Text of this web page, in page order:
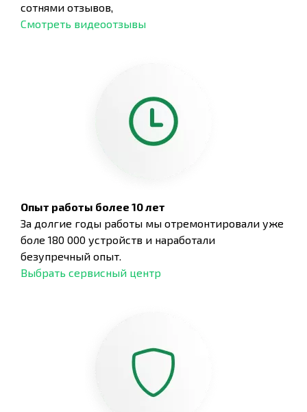
сотнями отзывов,
Смотреть видеоотзывы
Опыт работы более 10 лет
За долгие годы работы мы отремонтировали уже
боле 180 000 устройств и наработали
безупречный опыт.
Выбрать сервисный центр